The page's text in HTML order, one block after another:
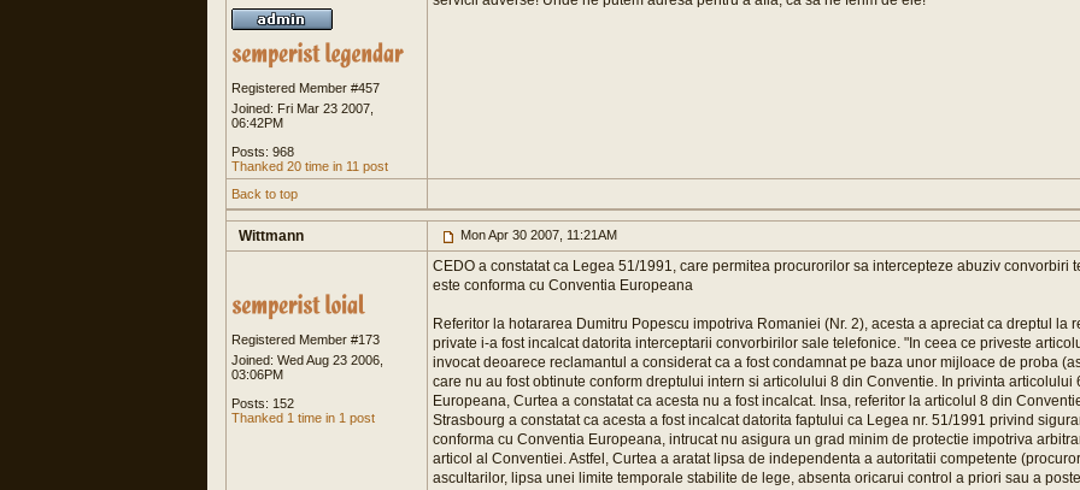
Registered Member #457
Joined: Fri Mar 23 2007,
06:42PM
Posts: 968
Thanked 20 time in 11 post
Back to top
Wittmann Mon Apr 30 2007, 11:21AM
Registered Member #173
Joined: Wed Aug 23 2006,
03:06PM
Posts: 152
Thanked 1 time in 1 post
CEDO a constatat ca Legea 51/1991, care permitea procurorilor sa intercepteze abuziv convorbiri
este conforma cu Conventia Europeana
Referitor la hotararea Dumitru Popescu impotriva Romaniei (Nr. 2), acesta a apreciat ca dreptul la
private i-a fost incalcat datorita interceptarii convorbirilor sale telefonice. "In ceea ce priveste
invocat deoarece reclamantul a considerat ca a fost condamnat pe baza unor mijloace de proba
care nu au fost obtinute conform dreptului intern si articolului 8 din Conventie. In privinta articolului
Europeana, Curtea a constatat ca acesta nu a fost incalcat. Insa, referitor la articolul 8 din
Strasbourg a constatat ca acesta a fost incalcat datorita faptului ca Legea nr. 51/1991 privind
conforma cu Conventia Europeana, intrucat nu asigura un grad minim de protectie impotriva
articol al Conventiei. Astfel, Curtea a aratat lipsa de independenta a autoritatii competente
ascultarilor, lipsa unei limite temporale stabilite de lege, absenta oricarui control a priori sau a